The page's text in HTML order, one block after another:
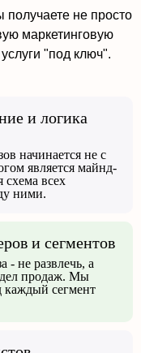
получаете не просто
маркетинговую
"под ключ".
и логика
начинается не с
является майнд-
схема всех
ними.
и сегментов
- не развлечь, а
продаж. Мы
каждый сегмент